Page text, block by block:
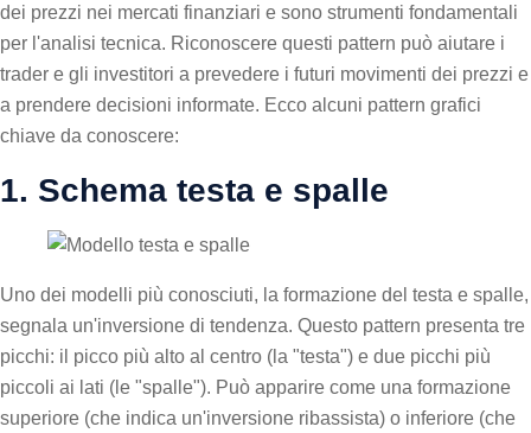
dei prezzi nei mercati finanziari e sono strumenti fondamentali
per l'analisi tecnica. Riconoscere questi pattern può aiutare i
trader e gli investitori a prevedere i futuri movimenti dei prezzi e
a prendere decisioni informate. Ecco alcuni pattern grafici
chiave da conoscere:
1. Schema testa e spalle
Uno dei modelli più conosciuti, la formazione del testa e spalle,
segnala un'inversione di tendenza. Questo pattern presenta tre
picchi: il picco più alto al centro (la "testa") e due picchi più
piccoli ai lati (le "spalle"). Può apparire come una formazione
superiore (che indica un'inversione ribassista) o inferiore (che